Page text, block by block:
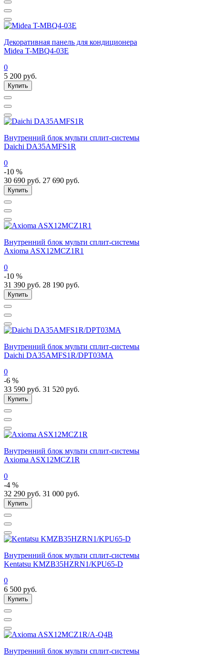
Декоративная панель для кондиционера
Midea T-MBQ4-03E
0
5 200 руб.
Купить
Внутренний блок мульти сплит-системы
Daichi DA35AMFS1R
0
-10 %
30 690 руб. 27 690 руб.
Купить
Внутренний блок мульти сплит-системы
Axioma ASX12MCZ1R1
0
-10 %
31 390 руб. 28 190 руб.
Купить
Внутренний блок мульти сплит-системы
Daichi DA35AMFS1R/DPT03MA
0
-6 %
33 590 руб. 31 520 руб.
Купить
Внутренний блок мульти сплит-системы
Axioma ASX12MCZ1R
0
-4 %
32 290 руб. 31 000 руб.
Купить
Внутренний блок мульти сплит-системы
Kentatsu KMZB35HZRN1/KPU65-D
0
6 500 руб.
Купить
Внутренний блок мульти сплит-системы